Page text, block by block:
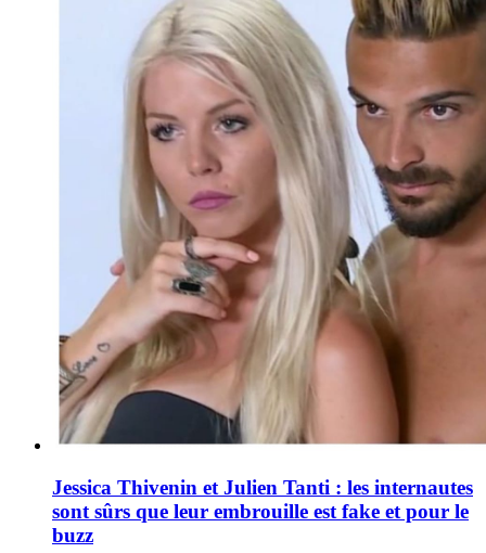
Jessica Thivenin et Julien Tanti : les internautes
sont sûrs que leur embrouille est fake et pour le
buzz